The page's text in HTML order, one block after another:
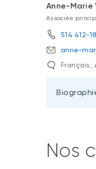
Anne-Marie
Associée
514 412-
anne-
Français,
Nos